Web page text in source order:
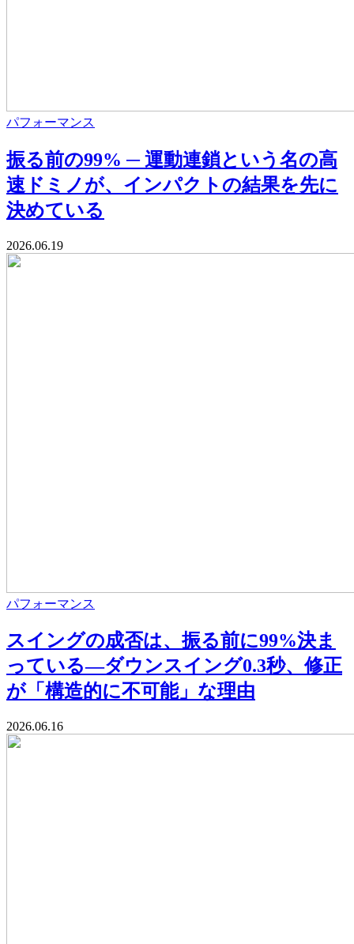
パフォーマンス
振る前の99% ─ 運動連鎖という名の高
速ドミノが、インパクトの結果を先に
決めている
2026.06.19
パフォーマンス
スイングの成否は、振る前に99%決ま
っている—ダウンスイング0.3秒、修正
が「構造的に不可能」な理由
2026.06.16